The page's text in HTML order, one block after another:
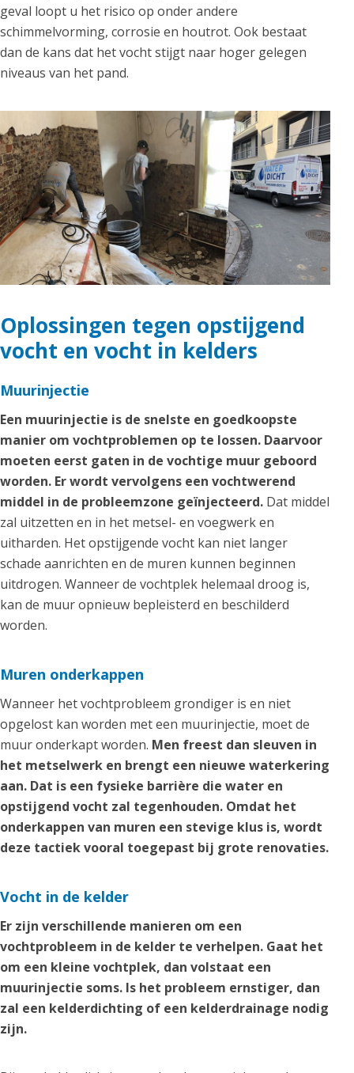
geval loopt u het risico op onder andere
schimmelvorming, corrosie en houtrot. Ook bestaat
dan de kans dat het vocht stijgt naar hoger gelegen
niveaus van het pand.
Oplossingen tegen opstijgend
vocht en vocht in kelders
Muurinjectie
Een muurinjectie is de snelste en goedkoopste
manier om vochtproblemen op te lossen. Daarvoor
moeten eerst gaten in de vochtige muur geboord
worden. Er wordt vervolgens een vochtwerend
middel in de probleemzone geïnjecteerd. Dat middel
zal uitzetten en in het metsel- en voegwerk en
uitharden. Het opstijgende vocht kan niet langer
schade aanrichten en de muren kunnen beginnen
uitdrogen. Wanneer de vochtplek helemaal droog is,
kan de muur opnieuw bepleisterd en beschilderd
worden.
Muren onderkappen
Wanneer het vochtprobleem grondiger is en niet
opgelost kan worden met een muurinjectie, moet de
muur onderkapt worden. Men freest dan sleuven in
het metselwerk en brengt een nieuwe waterkering
aan. Dat is een fysieke barrière die water en
opstijgend vocht zal tegenhouden. Omdat het
onderkappen van muren een stevige klus is, wordt
deze tactiek vooral toegepast bij grote renovaties.
Vocht in de kelder
Er zijn verschillende manieren om een
vochtprobleem in de kelder te verhelpen. Gaat het
om een kleine vochtplek, dan volstaat een
muurinjectie soms. Is het probleem ernstiger, dan
zal een kelderdichting of een kelderdrainage nodig
zijn.